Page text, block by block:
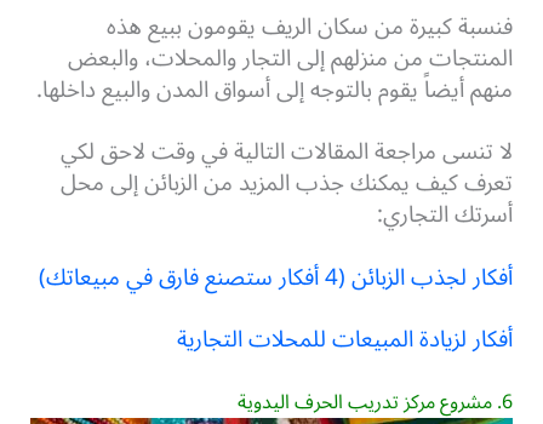
فنسبة كبيرة من سكان الريف يقومون ببيع هذه
المنتجات من منزلهم إلى التجار والمحلات، والبعض
منهم أيضاً يقوم بالتوجه إلى أسواق المدن والبيع داخلها.
لا تنسى مراجعة المقالات التالية في وقت لاحق لكي
تعرف كيف يمكنك جذب المزيد من الزبائن إلى محل
أسرتك التجاري:
أفكار لجذب الزبائن (4 أفكار ستصنع فارق في مبيعاتك)
أفكار لزيادة المبيعات للمحلات التجارية
6. مشروع مركز تدريب الحرف اليدوية